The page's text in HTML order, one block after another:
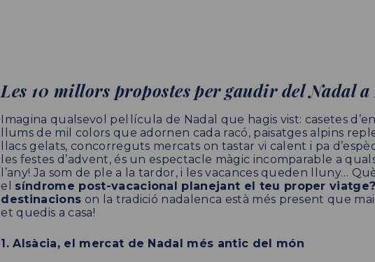
Les 10 millors propostes per gaudir del Nadal
Imagina qualsevol pel·lícula de Nadal que hagis vist: casetes
llums de mil colors que adornen cada racó, paisatges alpins
llacs gelats, concorreguts mercats on tastar vi calent i pa
les festes d’advent, és un espectacle màgic incomparable a
l’any! Ja som de ple a la tardor, i les vacances queden lluny…
el síndrome post-vacacional planejant el teu proper viatge?
destinacions on la tradició nadalenca està més present que
et quedis a casa!
1. Alsàcia, el mercat de Nadal més antic del món